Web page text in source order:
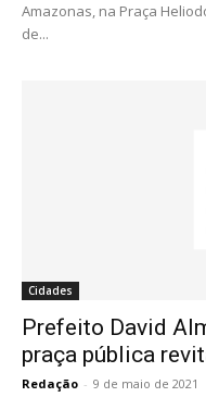
Amazonas, na Praça
de...
Cidades
Prefeito David
praça pública
Redação - 9 de maio de 2021